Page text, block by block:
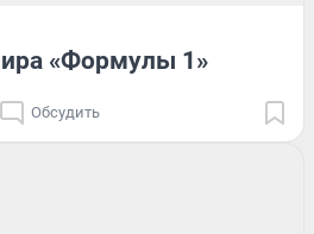
«Формулы 1»
Обсудить